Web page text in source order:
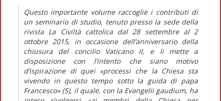
Questo importante volume raccoglie i contributi di
un seminario di studio, tenuto presso la sede della
rivista La Civiltà cattolica dal 28 settembre al 2
ottobre 2015, in occasione dell’anniversario della
chiusura del concilio Vaticano II, e li mette a
disposizione con l’intento che siano motivo
d’ispirazione di quei «processi che la Chiesa sta
vivendo in questo tempo sotto la guida di papa
Francesco» (5), il quale, con la Evangelii gaudium, ha